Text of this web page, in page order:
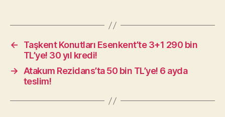
←
Taşkent Konutları Esenkent’te 3+1 290 bin
TL’ye! 30 yıl kredi!
→
Atakum Rezidans’ta 50 bin TL’ye! 6 ayda
teslim!